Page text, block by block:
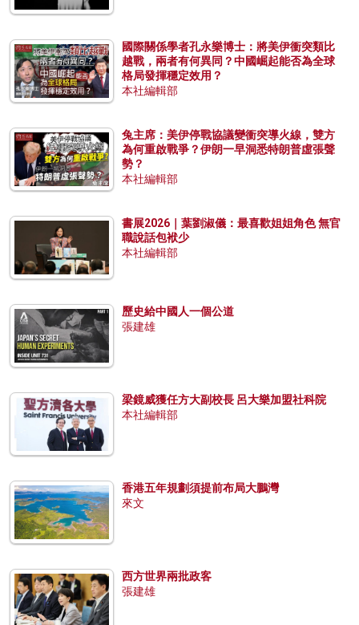
國際關係學者孔永樂博士：將美伊衝突類比
越戰，兩者有何異同？中國崛起能否為全球
格局發揮穩定效用？
本社編輯部
兔主席：美伊停戰協議變衝突導火線，雙方
為何重啟戰爭？伊朗一早洞悉特朗普虛張聲
勢？
本社編輯部
書展2026｜葉劉淑儀：最喜歡姐姐角色 無官
職說話包袱少
本社編輯部
歷史給中國人一個公道
張建雄
梁鏡威獲任方大副校長 呂大樂加盟社科院
本社編輯部
香港五年規劃須提前布局大鵬灣
來文
西方世界兩批政客
張建雄